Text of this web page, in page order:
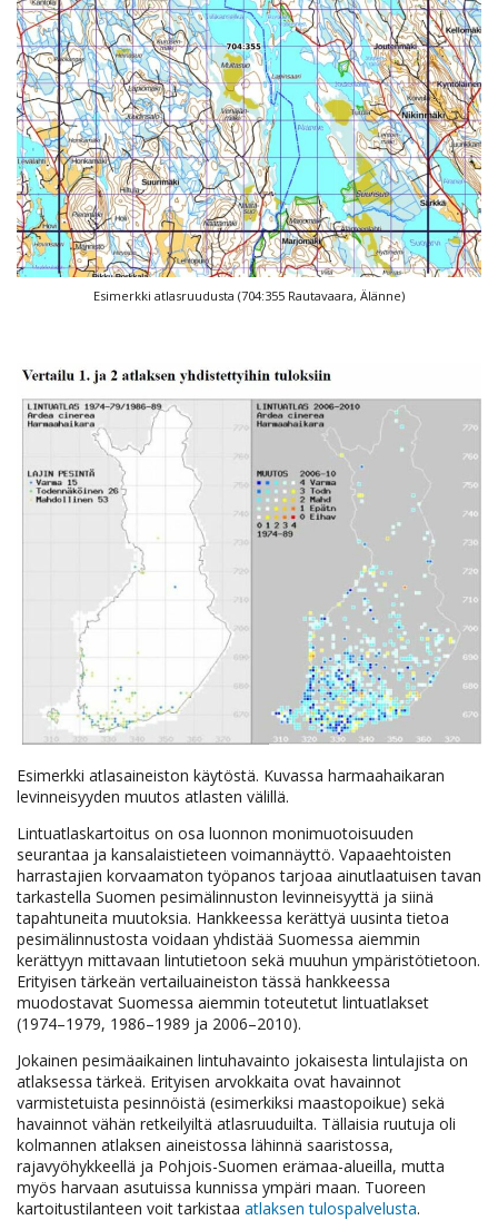
Esimerkki atlasruudusta (704:355 Rautavaara, Älänne)
Esimerkki atlasaineiston käytöstä. Kuvassa harmaahaikaran
levinneisyyden muutos atlasten välillä.
Lintuatlaskartoitus on osa luonnon monimuotoisuuden
seurantaa ja kansalaistieteen voimannäyttö. Vapaaehtoisten
harrastajien korvaamaton työpanos tarjoaa ainutlaatuisen tavan
tarkastella Suomen pesimälinnuston levinneisyyttä ja siinä
tapahtuneita muutoksia. Hankkeessa kerättyä uusinta tietoa
pesimälinnustosta voidaan yhdistää Suomessa aiemmin
kerättyyn mittavaan lintutietoon sekä muuhun ympäristötietoon.
Erityisen tärkeän vertailuaineiston tässä hankkeessa
muodostavat Suomessa aiemmin toteutetut lintuatlakset
(1974–1979, 1986–1989 ja 2006–2010).
Jokainen pesimäaikainen lintuhavainto jokaisesta lintulajista on
atlaksessa tärkeä. Erityisen arvokkaita ovat havainnot
varmistetuista pesinnöistä (esimerkiksi maastopoikue) sekä
havainnot vähän retkeilyiltä atlasruuduilta. Tällaisia ruutuja oli
kolmannen atlaksen aineistossa lähinnä saaristossa,
rajavyöhykkeellä ja Pohjois-Suomen erämaa-alueilla, mutta
myös harvaan asutuissa kunnissa ympäri maan. Tuoreen
kartoitustilanteen voit tarkistaa atlaksen tulospalvelusta.